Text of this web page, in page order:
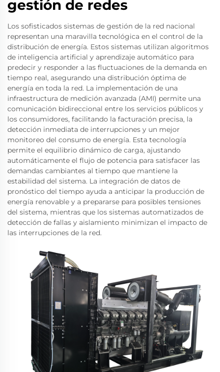
gestión de redes
Los sofisticados sistemas de gestión de la red nacional
representan una maravilla tecnológica en el control de la
distribución de energía. Estos sistemas utilizan algoritmos
de inteligencia artificial y aprendizaje automático para
predecir y responder a las fluctuaciones de la demanda en
tiempo real, asegurando una distribución óptima de
energía en toda la red. La implementación de una
infraestructura de medición avanzada (AMI) permite una
comunicación bidireccional entre los servicios públicos y
los consumidores, facilitando la facturación precisa, la
detección inmediata de interrupciones y un mejor
monitoreo del consumo de energía. Esta tecnología
permite el equilibrio dinámico de carga, ajustando
automáticamente el flujo de potencia para satisfacer las
demandas cambiantes al tiempo que mantiene la
estabilidad del sistema. La integración de datos de
pronóstico del tiempo ayuda a anticipar la producción de
energía renovable y a prepararse para posibles tensiones
del sistema, mientras que los sistemas automatizados de
detección de fallas y aislamiento minimizan el impacto de
las interrupciones de la red.